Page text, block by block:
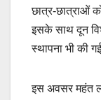
छात्र-छात्राओं
इसके साथ दून
स्थापना भी की
इस अवसर महंत